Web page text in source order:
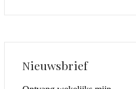
Nieuwsbrief